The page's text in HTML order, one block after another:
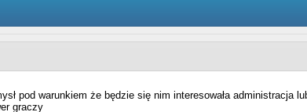
pod warunkiem że będzie się nim interesowała administracja
graczy